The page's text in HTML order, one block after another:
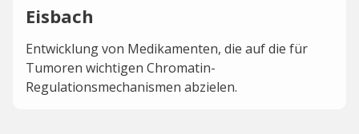
Eisbach
Entwicklung von Medikamenten, die auf die für
Tumoren wichtigen Chromatin-
Regulationsmechanismen abzielen.